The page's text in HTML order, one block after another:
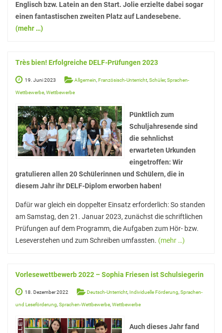
Hausaufgabenbetreuung und Förderung am
Nachmittag
DFB-Talentförderung
Studieren ab 15
Stipendien für Schüler und Schülerinnen
Studien- und Berufsberatung
StuBo-Sprechstunde
Girls‘ and Boys‘ Day
Betriebspraktikum
KAoA-Praxistage Sek II
Exkursion Universität Bielefeld
Studienorientierung NRW
Gemeinsam „Lernen lernen“
Soziales Lernen
Englisch bzw. Latein an den Start. Jolie erzielte dabei sogar
einen fantastischen zweiten Platz auf Landesebene.
(mehr …)
Très bien! Erfolgreiche DELF-Prüfungen 2023
19. Juni 2023 Allgemein, Französisch-Unterricht,Schüler,Sprachen-
Wettbewerbe,Wettbewerbe
Pünktlich zum
Schuljahresende sind
die sehnlichst
erwarteten Urkunden
eingetroffen: Wir
gratulieren allen 20 Schülerinnen und Schülern, die in
diesem Jahr ihr DELF-Diplom erworben haben!
Dafür war gleich ein doppelter Einsatz erforderlich: So standen
am Samstag, den 21. Januar 2023, zunächst die schriftlichen
Prüfungen auf dem Programm, die Aufgaben zum Hör- bzw.
Leseverstehen und zum Schreiben umfassten. (mehr …)
Vorlesewettbewerb 2022 – Sophia Friesen ist Schulsiegerin
18. Dezember 2022 Deutsch-Unterricht, Individuelle Förderung,Sprachen-
und Leseförderung,Sprachen-Wettbewerbe,Wettbewerbe
Auch dieses Jahr fand